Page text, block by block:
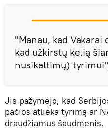
"Manau, kad Vakarai
kad užkirstų kelią
nusikaltimų)
Jis pažymėjo, kad
pačios atlieka tyrimą ar
draudžiamus šaudmenis.